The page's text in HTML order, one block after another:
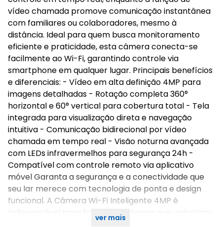
vídeo chamada promove comunicação instantânea
com familiares ou colaboradores, mesmo à
distância. Ideal para quem busca monitoramento
eficiente e praticidade, esta câmera conecta-se
facilmente ao Wi-Fi, garantindo controle via
smartphone em qualquer lugar. Principais benefícios
e diferenciais: - Vídeo em alta definição 4MP para
imagens detalhadas - Rotação completa 360°
horizontal e 60° vertical para cobertura total - Tela
integrada para visualização direta e navegação
intuitiva - Comunicação bidirecional por vídeo
chamada em tempo real - Visão noturna avançada
com LEDs infravermelhos para segurança 24h -
Compatível com controle remoto via aplicativo
móvel Garanta a segurança e a conectividade que
seu lar merece com tecnologia de ponta e design
funcional. A Câmera Wi-Fi Inteligente 4MP é
indispensável para famílias modernas que valorizam
ver mais